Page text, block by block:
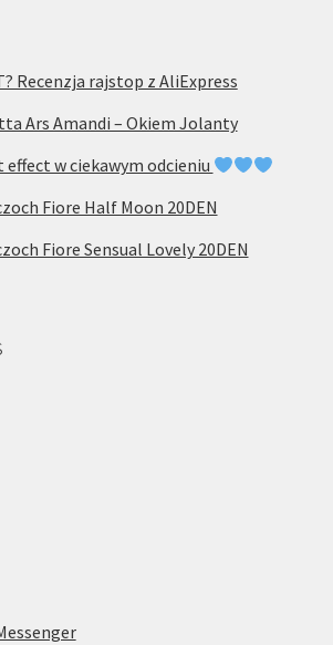
Recenzja rajstop z AliExpress
Ars Amandi – Okiem Jolanty
w ciekawym odcieniu
Fiore Half Moon 20DEN
Fiore Sensual Lovely 20DEN